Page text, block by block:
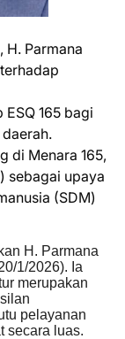
H. Parmana
165 bagi
di Menara 165,
sebagai upaya
(SDM)
H. Parmana
1/2026). Ia
merupakan
pelayanan
secara luas.